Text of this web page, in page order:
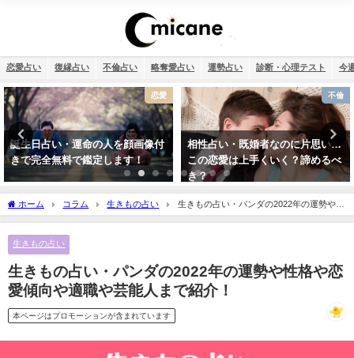
恋愛占い 復縁占い 不倫占い 略奪愛占い 運勢占い 診断・心理テスト 今
不倫
相性占い・既婚者なのに片思い…
この恋愛は上手くいく？諦めるべ
き？
干支占い
干支占い2026年（令和8年）【十
二支＋60種類（60干支）の運勢・
性格・相性を無料紹介】
ホーム コラム 生きもの占い
生きもの占い・パンダの2022年の運勢や性
格や恋愛傾向や適職や芸能人まで紹介！
生きもの占い
生きもの占い・パンダの2022年の運勢や性格や恋
愛傾向や適職や芸能人まで紹介！
本ページはプロモーションが含まれています